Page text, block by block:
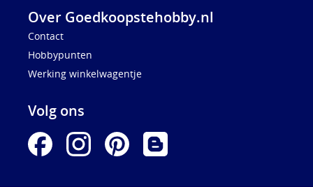
Over Goedkoopstehobby.nl
Contact
Hobbypunten
Werking winkelwagentje
Volg ons